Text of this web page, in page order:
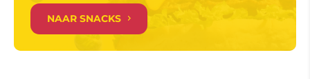
NAAR SNACKS